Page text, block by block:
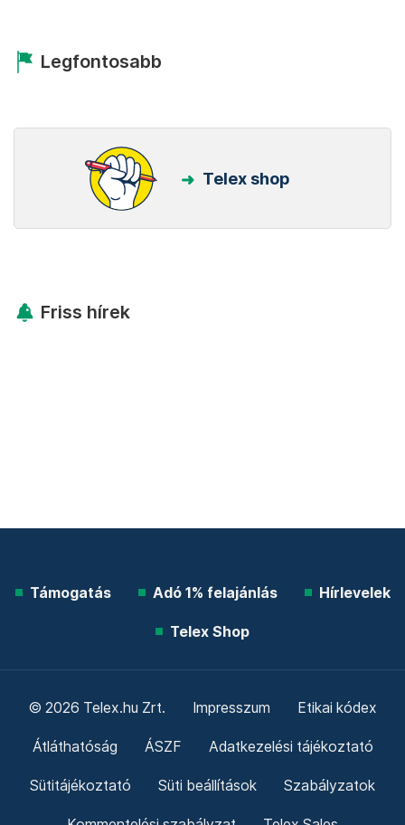
Legfontosabb
Telex shop
Friss hírek
Támogatás Adó 1% felajánlás Hírlevelek
Telex Shop
© 2026 Telex.hu Zrt. Impresszum Etikai kódex
Átláthatóság ÁSZF Adatkezelési tájékoztató
Sütitájékoztató Süti beállítások Szabályzatok